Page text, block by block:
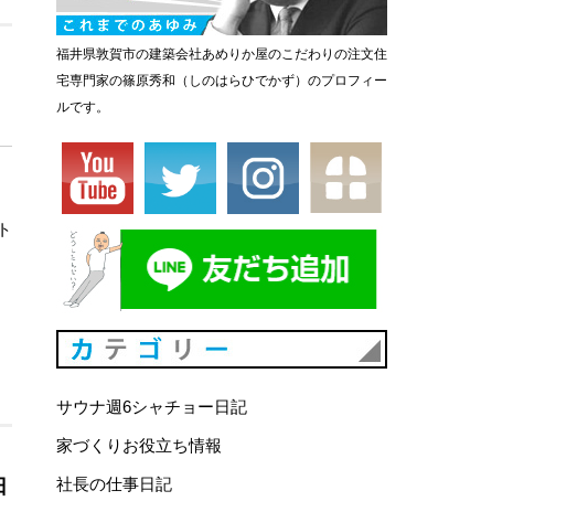
福井県敦賀市の建築会社あめりか屋のこだわりの注文住
宅専門家の篠原秀和（しのはらひでかず）のプロフィー
ルです。
サウナ週6シャチョー日記
家づくりお役立ち情報
社長の仕事日記